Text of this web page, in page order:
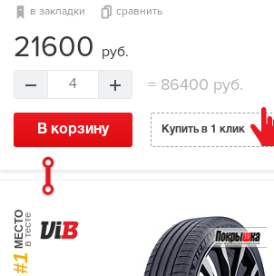
в закладки сравнить
21600 руб.
4 = 86400 руб.
В корзину Купить в 1 клик
#1
МЕСТОв тесте